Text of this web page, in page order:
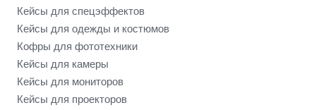
Кейсы для спецэффектов
Кейсы для одежды и костюмов
Кофры для фототехники
Кейсы для камеры
Кейсы для мониторов
Кейсы для проекторов